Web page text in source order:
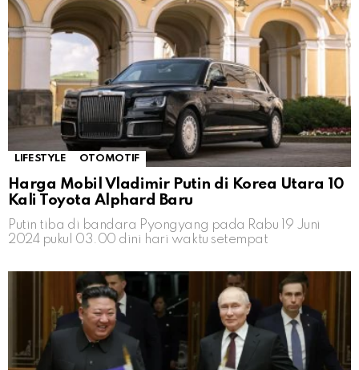
LIFESTYLE OTOMOTIF
Harga Mobil Vladimir Putin di Korea Utara 10
Kali Toyota Alphard Baru
Putin tiba di bandara Pyongyang pada Rabu 19 Juni
2024 pukul 03.00 dini hari waktu setempat